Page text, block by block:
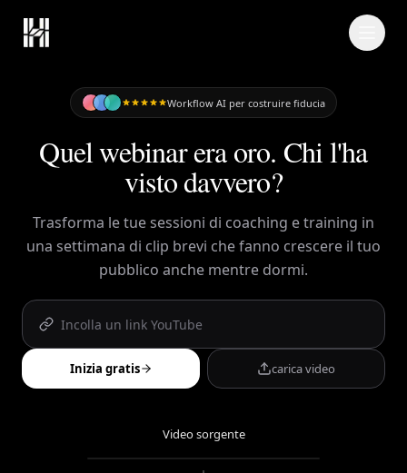
Workflow AI per costruire fiducia
Quel webinar era oro. Chi l'ha
visto davvero?
Trasforma le tue sessioni di coaching e training in
una settimana di clip brevi che fanno crescere il tuo
pubblico anche mentre dormi.
Inizia gratis carica video
Video sorgente